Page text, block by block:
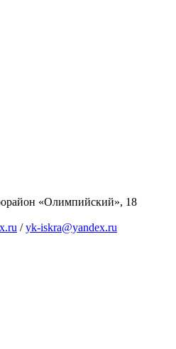
«Олимпийский», 18
/yk-iskra@yandex.ru